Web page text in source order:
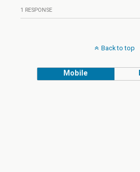
1 RESPONSE
Back to top
Mobile